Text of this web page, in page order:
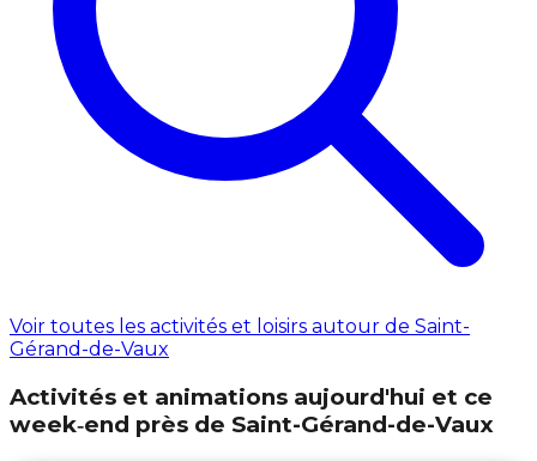
Voir toutes les activités et loisirs autour de Saint-
Gérand-de-Vaux
Activités et animations aujourd'hui et ce
week‑end près de Saint-Gérand-de-Vaux